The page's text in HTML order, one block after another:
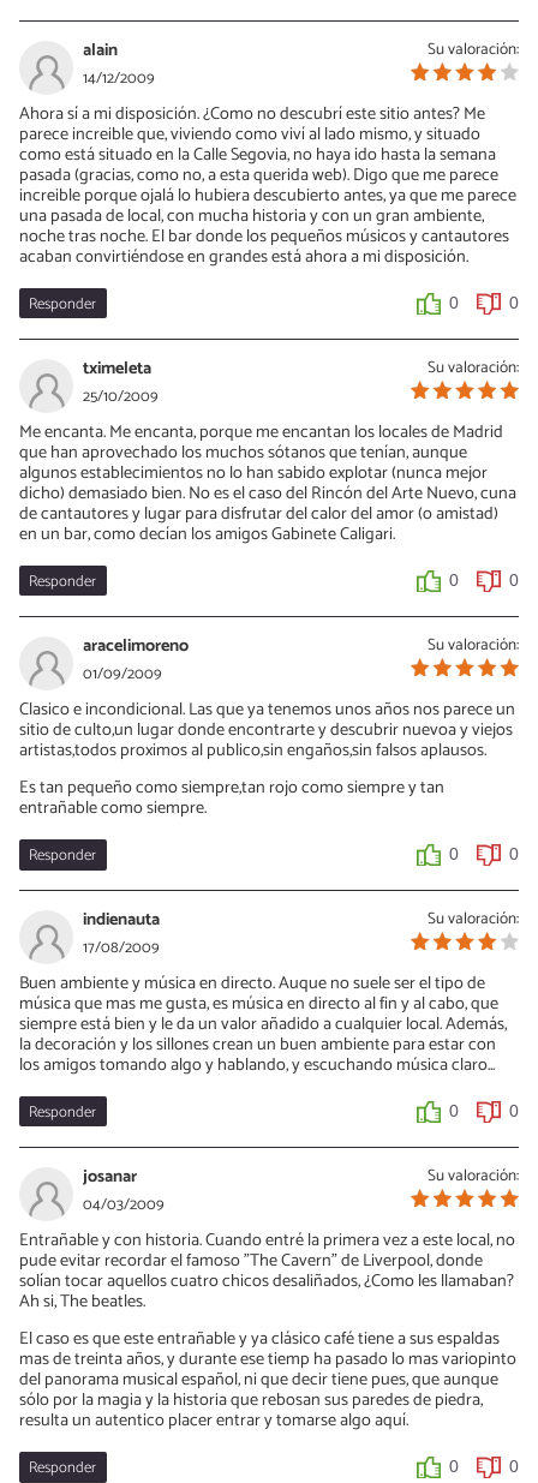
Su valoración:
alain
14/12/2009
Ahora sí a mi disposición. ¿Como no descubrí este sitio antes? Me
parece increible que, viviendo como viví al lado mismo, y situado
como está situado en la Calle Segovia, no haya ido hasta la semana
pasada (gracias, como no, a esta querida web). Digo que me parece
increible porque ojalá lo hubiera descubierto antes, ya que me parece
una pasada de local, con mucha historia y con un gran ambiente,
noche tras noche. El bar donde los pequeños músicos y cantautores
acaban convirtiéndose en grandes está ahora a mi disposición.
Responder 0 0
Su valoración:
tximeleta
25/10/2009
Me encanta. Me encanta, porque me encantan los locales de Madrid
que han aprovechado los muchos sótanos que tenían, aunque
algunos establecimientos no lo han sabido explotar (nunca mejor
dicho) demasiado bien. No es el caso del Rincón del Arte Nuevo, cuna
de cantautores y lugar para disfrutar del calor del amor (o amistad)
en un bar, como decían los amigos Gabinete Caligari.
Responder 0 0
Su valoración:
aracelimoreno
01/09/2009
Clasico e incondicional. Las que ya tenemos unos años nos parece un
sitio de culto,un lugar donde encontrarte y descubrir nuevoa y viejos
artistas,todos proximos al publico,sin engaños,sin falsos aplausos.
Es tan pequeño como siempre,tan rojo como siempre y tan
entrañable como siempre.
Responder 0 0
Su valoración:
indienauta
17/08/2009
Buen ambiente y música en directo. Auque no suele ser el tipo de
música que mas me gusta, es música en directo al fin y al cabo, que
siempre está bien y le da un valor añadido a cualquier local. Además,
la decoración y los sillones crean un buen ambiente para estar con
los amigos tomando algo y hablando, y escuchando música claro...
Responder 0 0
Su valoración:
josanar
04/03/2009
Entrañable y con historia. Cuando entré la primera vez a este local, no
pude evitar recordar el famoso "The Cavern" de Liverpool, donde
solían tocar aquellos cuatro chicos desaliñados, ¿Como les llamaban?
Ah si, The beatles.
El caso es que este entrañable y ya clásico café tiene a sus espaldas
mas de treinta años, y durante ese tiemp ha pasado lo mas variopinto
del panorama musical español, ni que decir tiene pues, que aunque
sólo por la magia y la historia que rebosan sus paredes de piedra,
resulta un autentico placer entrar y tomarse algo aquí.
Responder 0 0